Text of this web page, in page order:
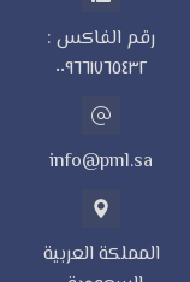
رقم الفاكس :
٠٠٩٦٦١٧٦٥٤٣٢
info@pml.sa
المملكة العربية